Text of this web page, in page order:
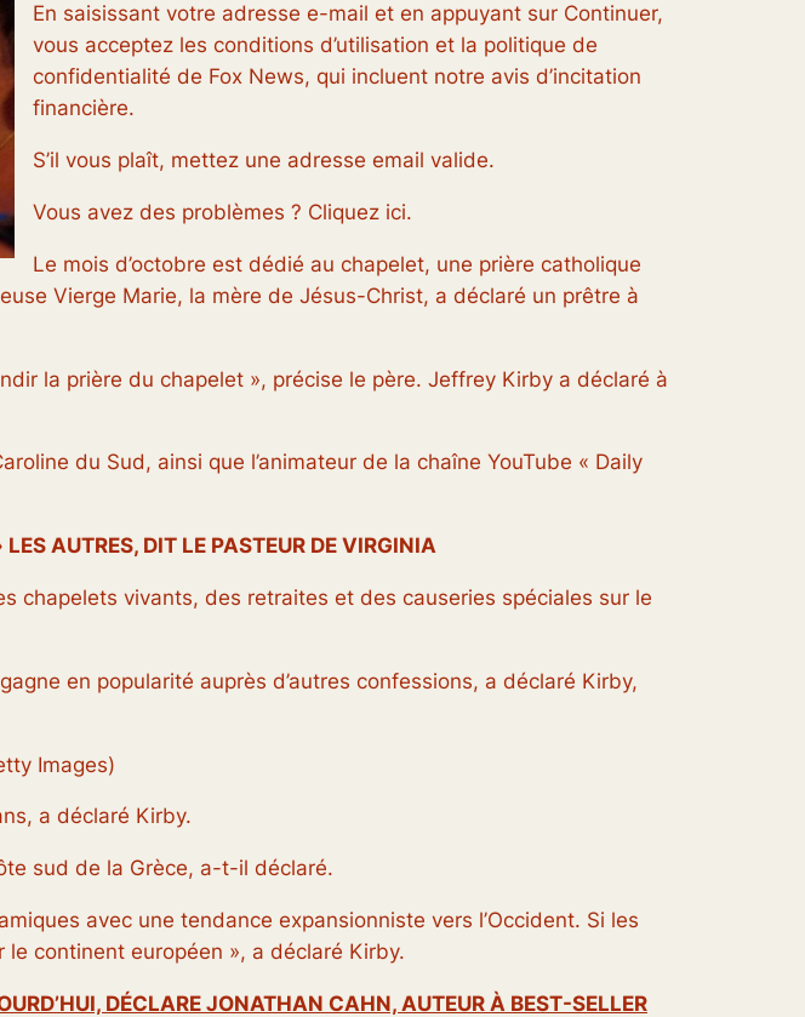
En saisissant votre adresse e-mail et en appuyant sur Continuer,
vous acceptez les conditions d’utilisation et la politique de
confidentialité de Fox News, qui incluent notre avis d’incitation
financière.
S’il vous plaît, mettez une adresse email valide.
Vous avez des problèmes ? Cliquez ici.
Le mois d’octobre est dédié au chapelet, une prière catholique
Vierge Marie, la mère de Jésus-Christ, a déclaré un prêtre à
la prière du chapelet », précise le père. Jeffrey Kirby a déclaré à
du Sud, ainsi que l’animateur de la chaîne YouTube « Daily
AUTRES, DIT LE PASTEUR DE VIRGINIA
chapelets vivants, des retraites et des causeries spéciales sur le
en popularité auprès d’autres confessions, a déclaré Kirby,
Images)
a déclaré Kirby.
sud de la Grèce, a-t-il déclaré.
avec une tendance expansionniste vers l’Occident. Si les
continent européen », a déclaré Kirby.
DÉCLARE JONATHAN CAHN, AUTEUR À BEST-SELLER